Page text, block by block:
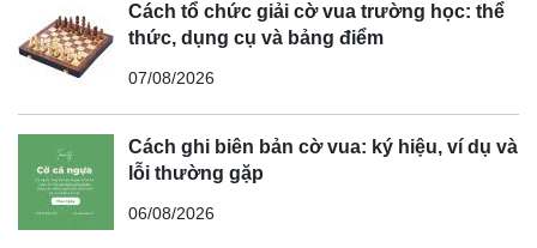
Cách tổ chức giải cờ vua trường học: thể
thức, dụng cụ và bảng điểm
07/08/2026
Cách ghi biên bản cờ vua: ký hiệu, ví dụ và
lỗi thường gặp
06/08/2026